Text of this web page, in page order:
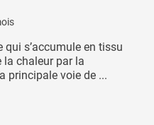
s’accumule en tissu
la chaleur par la
principale voie de ...